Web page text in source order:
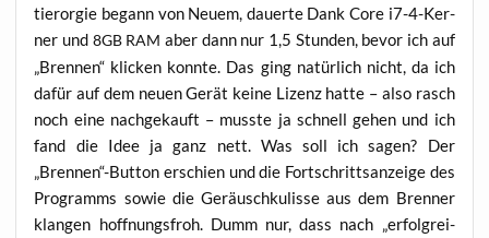
tier­or­gie begann von Neu­em, dau­er­te Dank Core i7-4-Ker­
ner und 8GB RAM aber dann nur 1,5 Stun­den, bevor ich auf
„Bren­nen“ kli­cken konn­te. Das ging natür­lich nicht, da ich
dafür auf dem neu­en Gerät kei­ne Lizenz hat­te – also rasch
noch eine nach­ge­kauft – muss­te ja schnell gehen und ich
fand die Idee ja ganz nett. Was soll ich sagen? Der
„Brennen“-Button erschien und die Fort­schritts­an­zei­ge des
Pro­gramms sowie die Geräusch­ku­lis­se aus dem Bren­ner
klan­gen hoff­nungs­froh. Dumm nur, dass nach „erfolg­rei­